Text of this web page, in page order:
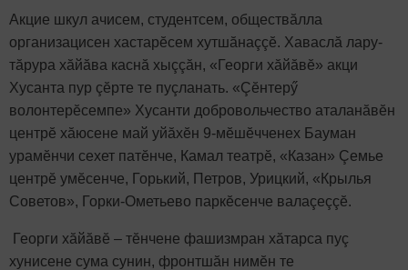
Акцие шкул ачисем, студентсем, обществăлла
организацисен хастарӗсем хутшăнаççӗ. Хаваслă лару-
тăрура хăйăва каснă хыççăн, «Георги хăйăвӗ» акци
Хусанта пур çӗрте те пуçланать. «Çӗнтерӳ
волонтерӗсемпе» Хусанти добровольчество аталанăвӗн
центрӗ хăюсене май уйăхӗн 9-мӗшӗчченех Бауман
урамӗнчи сехет патӗнче, Камал театрӗ, «Казан» Çемье
центрӗ умӗсенче, Горький, Петров, Урицкий, «Крылья
Советов», Горки-Ометьево паркӗсенче валаçеççӗ.
Георги хăйăвӗ – тӗнчене фашизмран хăтарса пуç
хунисене сума сунин, фронтшăн нимӗн те